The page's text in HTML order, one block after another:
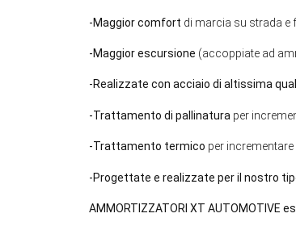
-Maggior comfort di marcia su strada e
-Maggior escursione (accoppiate ad
-Realizzate con acciaio di altissima
-Trattamento di pallinatura per
-Trattamento termico per
-Progettate e realizzate per il nostro
AMMORTIZZATORI XT AUTOMOTIVE